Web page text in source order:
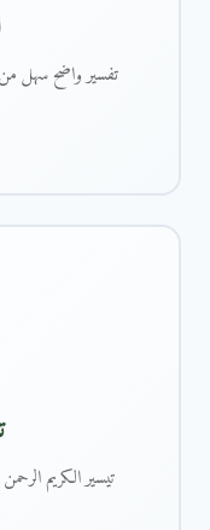
تفسير واضح سهل
تيسير الكريم